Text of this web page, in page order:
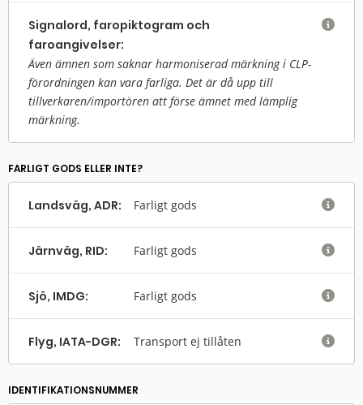
Signalord, faropiktogram och
faroangivelser:
Även ämnen som saknar harmoniserad märkning i CLP-
förordningen kan vara farliga. Det är då upp till
tillverkaren/importören att förse ämnet med lämplig
märkning.

FARLIGT GODS ELLER INTE?
Landsväg, ADR: Farligt gods 
Järnväg, RID: Farligt gods 
Sjö, IMDG: Farligt gods 
Flyg, IATA-DGR: Transport ej tillåten 
IDENTIFIKATIONSNUMMER